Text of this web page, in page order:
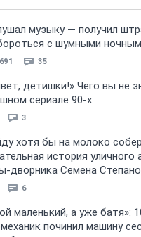
музыку — получил
с шумными
35
детишки!» Чего вы не
сериале 90-х
3
хотя бы на молоко
история уличного
дворника Семена
6
маленький, а уже батя»:
починил машину